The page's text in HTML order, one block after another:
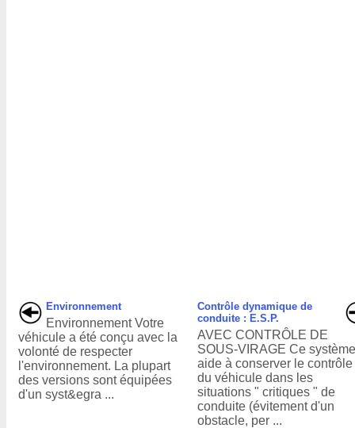
Environnement
Environnement Votre
véhicule a été conçu avec la
volonté de respecter
l'environnement. La plupart
des versions sont équipées
d'un syst&egra ...
Contrôle dynamique de
conduite : E.S.P.
AVEC CONTRÔLE DE
SOUS-VIRAGE Ce
aide à conserver le contrôle
du véhicule dans les
situations " critiques " de
conduite (évitement d'un
obstacle, per ...